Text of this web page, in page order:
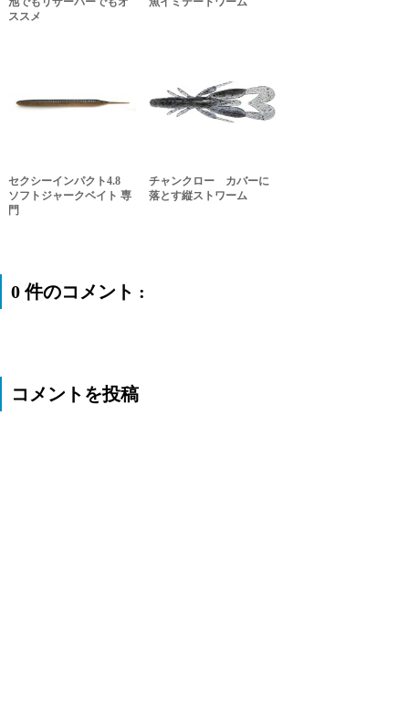
ススメ
セクシーインパクト4.8
ソフトジャークベイト 専
門
チャンクロー カバーに
落とす縦ストワーム
0 件のコメント :
コメントを投稿